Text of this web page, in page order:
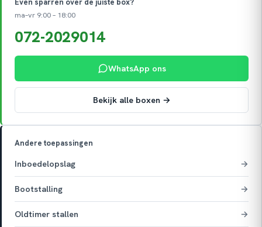
Even sparren over de juiste box?
ma–vr 9:00 – 18:00
072-2029014
WhatsApp ons
Bekijk alle boxen →
Andere toepassingen
Inboedelopslag →
Bootstalling →
Oldtimer stallen →